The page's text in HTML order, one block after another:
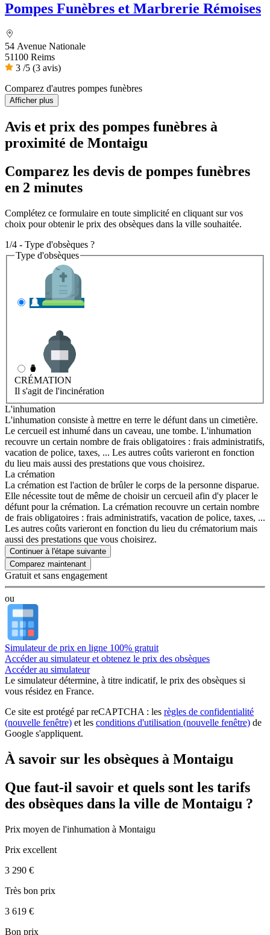
Pompes Funèbres et Marbrerie Rémoises
54 Avenue Nationale
51100 Reims
3 /5 (3 avis)
Comparez d'autres pompes funèbres
Afficher plus
Avis et prix des pompes funèbres à
proximité de Montaigu
Comparez les devis de pompes funèbres
en 2 minutes
Complétez ce formulaire en toute simplicité en cliquant sur vos
choix pour obtenir le prix des obsèques dans la ville souhaitée.
1/4 - Type d'obsèques ?
Type d'obsèques
CRÉMATION
Il s'agit de l'incinération
L'inhumation
L'inhumation consiste à mettre en terre le défunt dans un cimetière.
Le cercueil est inhumé dans un caveau, une tombe. L'inhumation
recouvre un certain nombre de frais obligatoires : frais administratifs,
vacation de police, taxes, ... Les autres coûts varieront en fonction
du lieu mais aussi des prestations que vous choisirez.
La crémation
La crémation est l'action de brûler le corps de la personne disparue.
Elle nécessite tout de même de choisir un cercueil afin d'y placer le
défunt pour la crémation. La crémation recouvre un certain nombre
de frais obligatoires : frais administratifs, vacation de police, taxes, ...
Les autres coûts varieront en fonction du lieu du crématorium mais
aussi des prestations que vous choisirez.
Continuer à l'étape suivante
Gratuit et sans engagement
ou
Simulateur de prix en ligne 100% gratuit
Accéder au simulateur et obtenez le prix des obsèques
Accéder au simulateur
Le simulateurdétermine, à titre indicatif, le prix des obsèques si
vous résidez en France.
Ce site est protégé par reCAPTCHA : les règles de confidentialité
(nouvelle fenêtre) et les conditions d'utilisation (nouvelle fenêtre) de
Google s'appliquent.
À savoir sur les obsèques à Montaigu
Que faut-il savoir et quels sont les tarifs
des obsèques dans la ville de Montaigu ?
Prix moyen de l'inhumation à Montaigu
Prix excellent
3 290 €
Très bon prix
3 619 €
Bon prix